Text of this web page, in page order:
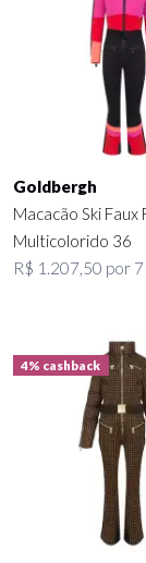
Goldbergh
Macacão Ski Faux
Multicolorido 36
R$ 1.207,50 por 7
4% cashback